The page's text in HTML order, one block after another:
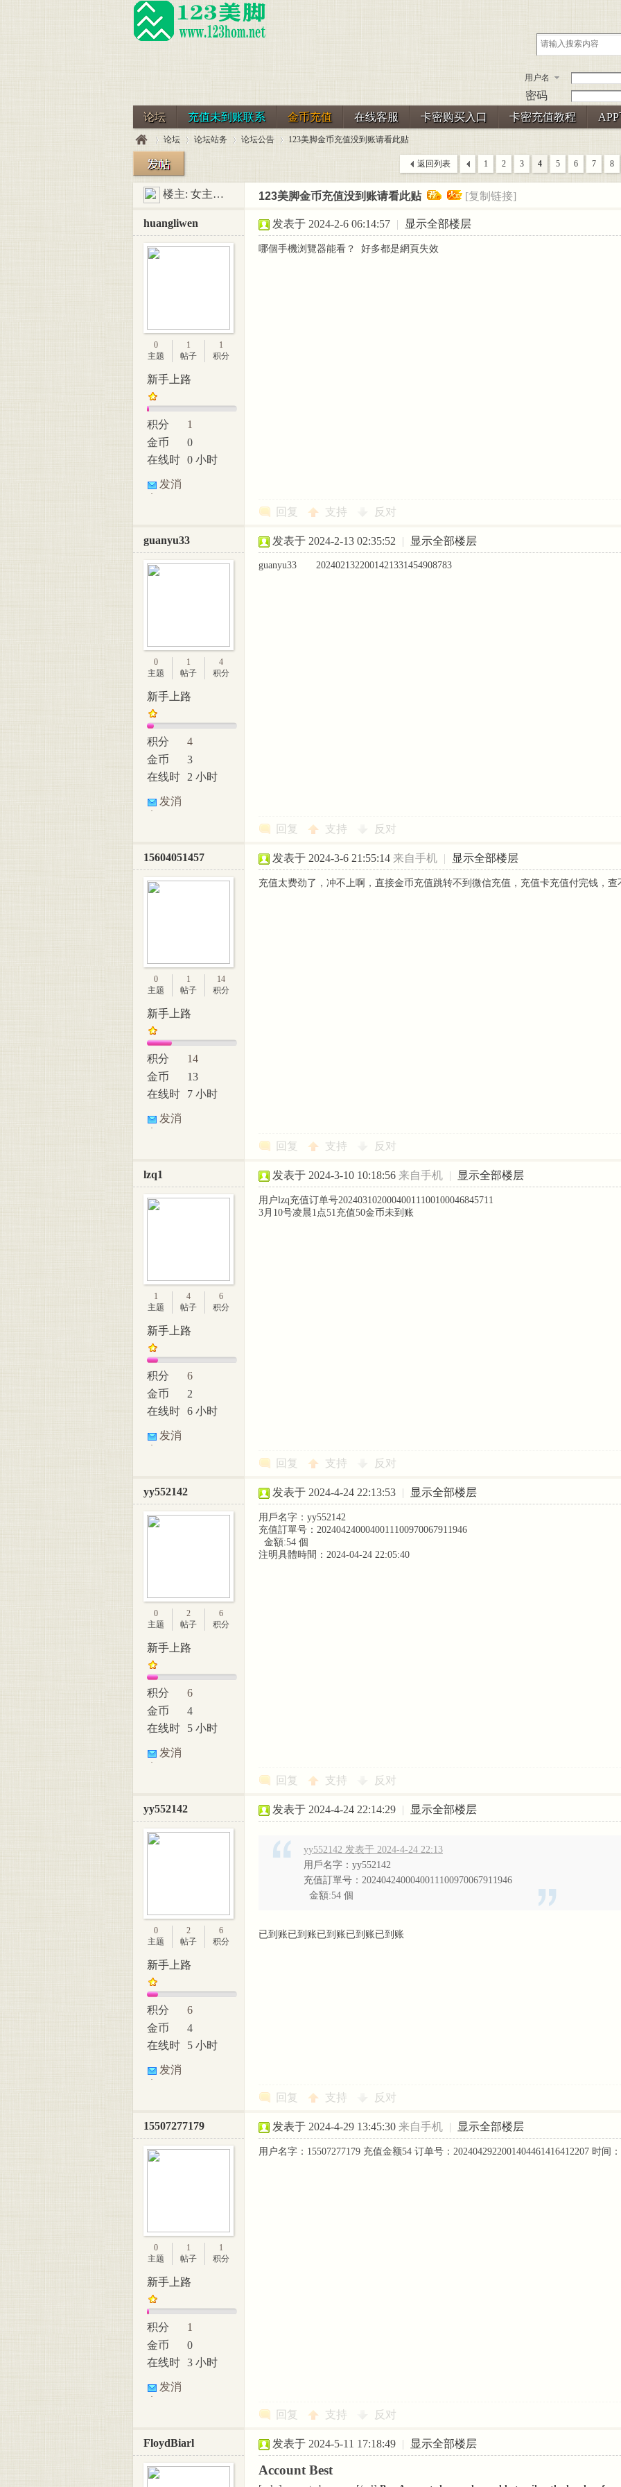
用户名
密码
论坛
充值未到账联系 金币充值 在线客服 卡密购买入口 卡密充值教程
123 »
论坛
›
论坛站务 论坛公告
›
123美脚金币充值没到账请看此贴
1 2 3 4 5 6 7 8
返回列表
楼主: 女主之家-二麻子 123美脚金币充值没到账请看此贴 [复制链接]
huangliwen
0
主题
1
帖子
1
积分
新手上路
积分
1
金币
0
在线时 0 小时
发消
发表于 2024-2-6 06:14:57 | 显示全部楼层
哪個手機浏覽器能看？ 好多都是網頁失效
回复 支持 反对
guanyu33
0
主题
1
帖子
4
积分
新手上路
积分
4
金币
3
在线时
2 小时
发消
发表于 2024-2-13 02:35:52 | 显示全部楼层
guanyu33 2024021322001421331454908783
回复 支持 反对
15604051457
0
主题
1
帖子
14
积分
新手上路
积分
14
金币
13
在线时
7 小时
发消
发表于 2024-3-6 21:55:14 来自手机 | 显示全部楼层
充值太费劲了，冲不上啊，直接金币充值跳转不到微信充值，充值卡充值付完钱，
回复 支持 反对
lzq1
1
主题
4
帖子
6
积分
新手上路
积分
6
金币
2
在线时 6 小时
发消
发表于 2024-3-10 10:18:56 来自手机 | 显示全部楼层
用户lzq充值订单号20240310200040011100100046845711
3月10号凌晨1点51充值50金币未到账
回复 支持 反对
yy552142
0
主题
2
帖子
6
积分
新手上路
积分
6
金币
4
在线时
5 小时
发消
发表于 2024-4-24 22:13:53 | 显示全部楼层
用戶名字：yy552142
充值訂單号：2024042400040011100970067911946
金額:54 個
注明具體時間：2024-04-24 22:05:40
回复 支持 反对
yy552142
0
主题
2
帖子
6
积分
新手上路
积分
6
金币
4
在线时
5 小时
发消
发表于 2024-4-24 22:14:29 | 显示全部楼层
yy552142 发表于 2024-4-24 22:13
用戶名字：yy552142
充值訂單号：2024042400040011100970067911946
金額:54 個
已到账已到账已到账已到账已到账
回复 支持 反对
15507277179
0
主题
1
帖子
1
积分
新手上路
积分
1
金币
0
在线时 3 小时
发消
发表于 2024-4-29 13:45:30 来自手机 | 显示全部楼层
用户名字：15507277179 充值金额54 订单号：2024042922001404461416412207 时间
回复 支持 反对
FloydBiarl 发表于 2024-5-11 17:18:49 | 显示全部楼层
Account Best